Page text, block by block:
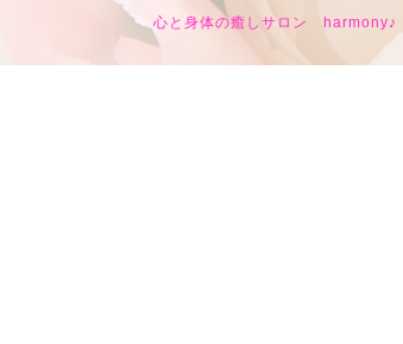
心と身体の癒しサロン harmony♪